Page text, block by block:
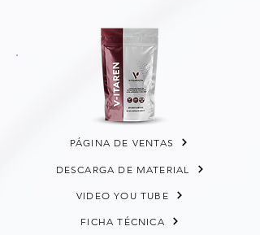
PÁGINA DE VENTAS
DESCARGA DE MATERIAL
VIDEO YOU TUBE
FICHA TÉCNICA